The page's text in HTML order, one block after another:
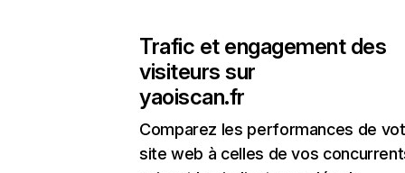
Trafic et engagement des
visiteurs sur
yaoiscan.fr
Comparez les performances de
site web à celles de vos